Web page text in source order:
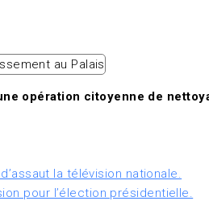
opération citoyenne de
la télévision nationale.
pour l’élection présidentielle.